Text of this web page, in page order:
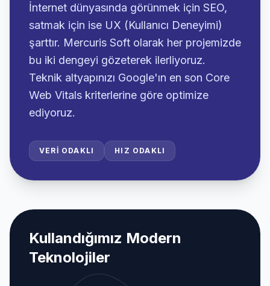
İnternet dünyasında görünmek için SEO,
satmak için ise UX (Kullanıcı Deneyimi)
şarttır. Mercuris Soft olarak her projemizde
bu iki dengeyi gözeterek ilerliyoruz.
Teknik altyapınızı Google'ın en son Core
Web Vitals kriterlerine göre optimize
ediyoruz.
VERI ODAKLI HIZ ODAKLI
Kullandığımız Modern
Teknolojiler